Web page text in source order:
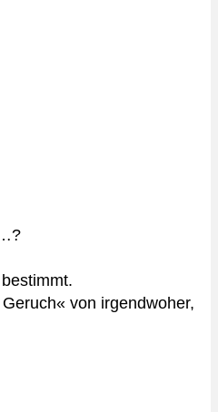
von irgendwoher,